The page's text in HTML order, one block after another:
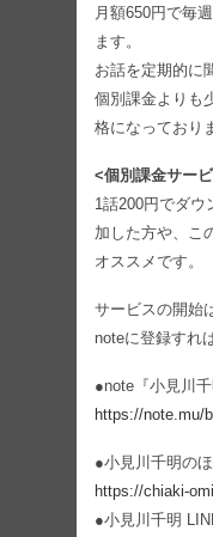
月額650円で毎
ます。
お話を定期的に
個別課金よりも
格になっており
<個別課金サー
1話200円でダウ
加した方や、こ
オススメです。
サービスの開始
noteに登録すれ
●note『小見川
https://note.mu/
●小見川千明の
https://chiaki-
●小見川千明